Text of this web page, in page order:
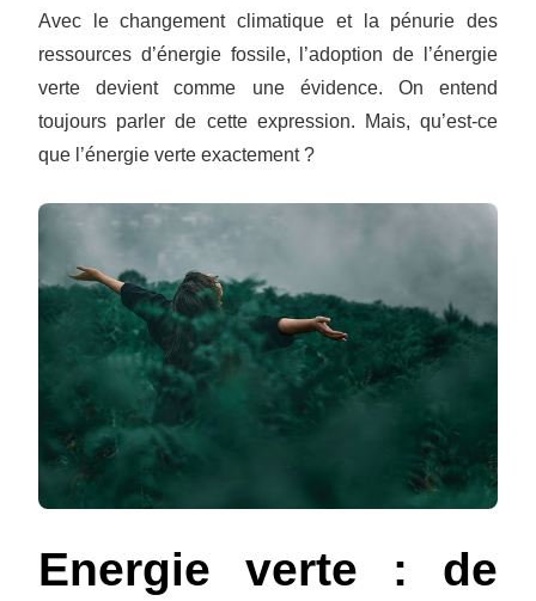
Avec le changement climatique et la pénurie des
ressources d’énergie fossile, l’adoption de l’énergie
verte devient comme une évidence. On entend
toujours parler de cette expression. Mais, qu’est-ce
que l’énergie verte exactement ?
Energie verte : de